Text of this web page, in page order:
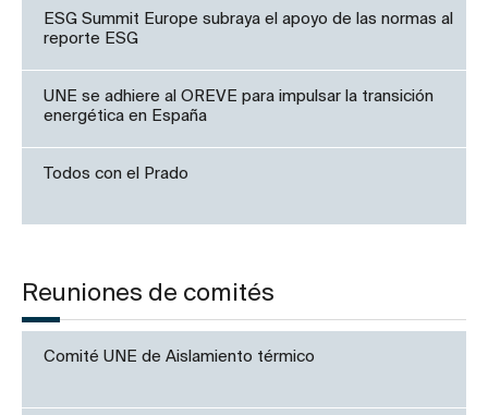
ESG Summit Europe subraya el apoyo de las normas al
reporte ESG
UNE se adhiere al OREVE para impulsar la transición
energética en España
Todos con el Prado
Reuniones de comités
Comité UNE de Aislamiento térmico